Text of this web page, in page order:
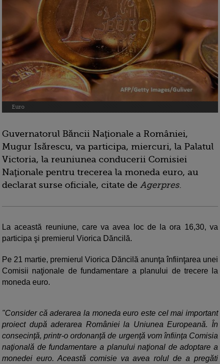
Euro
Guvernatorul Băncii Naţionale a României,
Mugur Isărescu, va participa, miercuri, la Palatul
Victoria, la reuniunea conducerii Comisiei
Naţionale pentru trecerea la moneda euro, au
declarat surse oficiale, citate de Agerpres.
La această reuniune, care va avea loc de la ora 16,30, va
participa şi premierul Viorica Dăncilă.
Pe 21 martie, premierul Viorica Dăncilă anunţa înfiinţarea unei
Comisii naţionale de fundamentare a planului de trecere la
moneda euro.
"Consider că aderarea la moneda euro este cel mai important
proiect după aderarea României la Uniunea Europeană. În
consecinţă, printr-o ordonanţă de urgenţă vom înfiinţa Comisia
naţională de fundamentare a planului naţional de adoptare a
monedei euro. Această comisie va avea rolul de a pregăti